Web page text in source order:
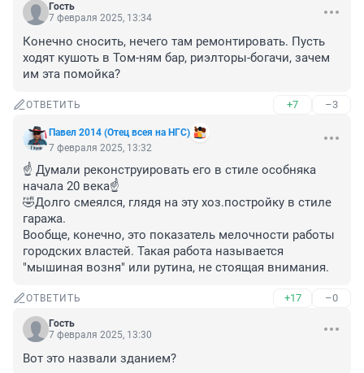
Гость
7 февраля 2025, 13:34
Конечно сносить, нечего там ремонтировать. Пусть
ходят кушоть в Том-ням бар, риэлторы-богачи, зачем
им эта помойка?
ОТВЕТИТЬ +7 –3
Павел 2014 (Отец всея на НГС)
7 февраля 2025, 13:32
☝️ Думали реконструировать его в стиле особняка
начала 20 века☝️
🤣Долго смеялся, глядя на эту хоз.постройку в стиле
гаража.
Вообще, конечно, это показатель мелочности работы
городских властей. Такая работа называется
"мышиная возня" или рутина, не стоящая внимания.
ОТВЕТИТЬ +17 –0
Гость
7 февраля 2025, 13:30
Вот это назвали зданием?